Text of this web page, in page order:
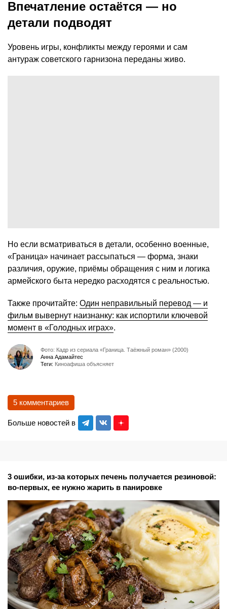
Впечатление остаётся — но
детали подводят
Уровень игры, конфликты между героями и сам
антураж советского гарнизона переданы живо.
Но если всматриваться в детали, особенно военные,
«Граница» начинает рассыпаться — форма, знаки
различия, оружие, приёмы обращения с ним и логика
армейского быта нередко расходятся с реальностью.
Также прочитайте: Один неправильный перевод — и
фильм вывернут наизнанку: как испортили ключевой
момент в «Голодных играх».
Фото: Кадр из сериала «Граница. Таёжный роман» (2000)
Анна Адамайтес
Теги: Киноафиша объясняет
Больше новостей в
5 комментариев
3 ошибки, из-за которых печень получается резиновой:
во-первых, ее нужно жарить в панировке